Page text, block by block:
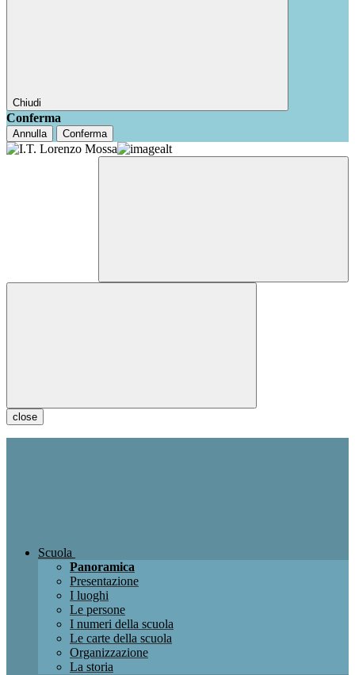
Chiudi
Conferma
Annulla Conferma
close
Scuola
Panoramica
Presentazione
I luoghi
Le persone
I numeri della scuola
Le carte della scuola
Organizzazione
La storia